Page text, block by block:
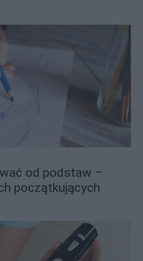
od podstaw –
początkujących